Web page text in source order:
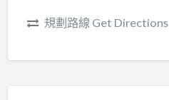
規劃路線 Get Directions